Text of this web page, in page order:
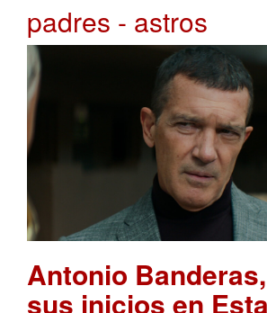
padres - astros
Antonio
sus inicios en